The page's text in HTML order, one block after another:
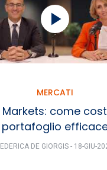
MERCATI
Markets: come
portafoglio
DE GIORGIS - 18-GIU-